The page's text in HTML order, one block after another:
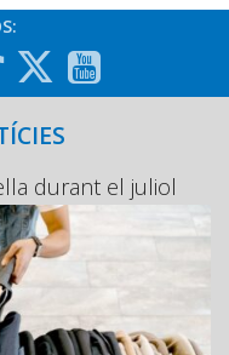
durant el juliol